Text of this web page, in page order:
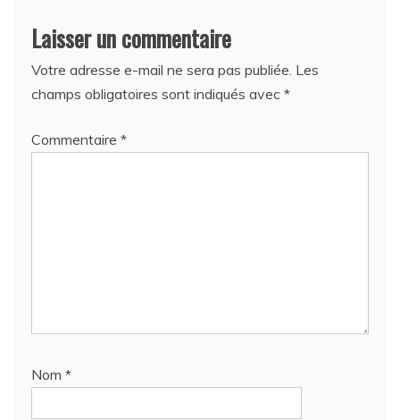
Laisser un commentaire
Votre adresse e-mail ne sera pas publiée. Les
champs obligatoires sont indiqués avec *
Commentaire *
Nom *